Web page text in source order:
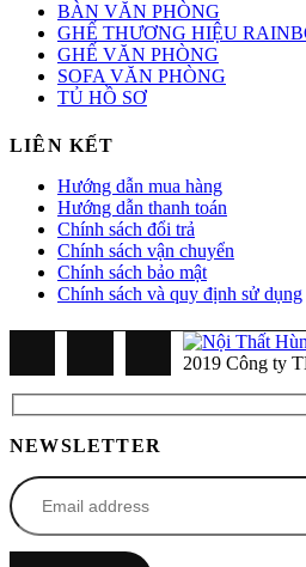
BÀN VĂN PHÒNG
GHẾ THƯƠNG HIỆU
GHẾ VĂN PHÒNG
SOFA VĂN PHÒNG
TỦ HỒ SƠ
LIÊN KẾT
Hướng dẫn mua hàng
Hướng dẫn thanh toán
Chính sách đổi trả
Chính sách vận chuyển
Chính sách bảo mật
Chính sách và quy định sử dụng
2019 Công ty
NEWSLETTER